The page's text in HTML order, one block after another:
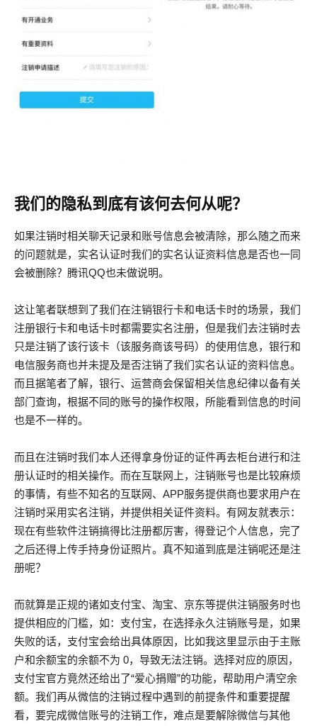
我们的隐私到底有该何去何从呢？
如果注销时相关聊天记录和账号信息会被清除，那么随之而来
的问题就是，实名认证时我们的实名认证资料信息是否也一同
会被删除？腾讯QQ也未做说明。
这让笔者联想到了我们在注销银行卡和电话卡时的场景，我们
注册银行卡和电话卡时都需要实名注册，但是我们去注销时去
只是注销了该行该卡（该服务商该号码）的使用信息，银行和
电信服务商也并未提及是否注销了我们实名认证的资料信息。
而且据笔者了解，银行、运营商会保留相关信息纪律以备有关
部门查询，根据不同的账号的操作权限，所能看到信息的时间
也是不一样的。
而且在注销时我们本人还得拿身份证的证件再去柜台进行和注
册认证时的相关操作。而在互联网上，注销账号也是比较麻烦
的事情，有些不知名的互联网、APP服务提供商也要求用户在
注销时采用实名注销，并提供相关证件资料。有网友就表示：
现在有些软件注销搞得比注册都厉害，得登记个人信息，完了
之后还得上传手持身份证照片。真不知道到底是注销呢还是注
册呢？
而就算是正规的诸如支付宝、淘宝、京东等提供注销服务时也
提供相应的门槛，如：支付宝，在选择永久注销账号是，如果
失败的话，支付宝会给出具体原因，比如我这里显示由于主账
户和余额宝的余额不为 0，导致无法注销。选择对应的原因，
支付宝官方竟然还给出了“爱心捐赠”的功能，帮助用户清空余
额。我们再从微信的注销过程中遇到的前提条件和重要提醒
看，要完成微信账号的注销工作，难点是要解除微信与其他